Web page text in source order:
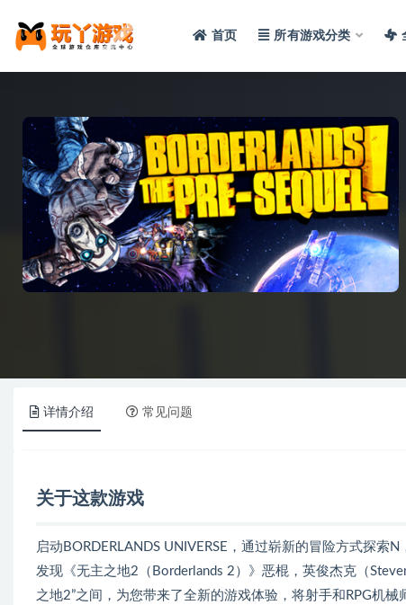
首页 所有游戏分类
详情介绍 常见问题
关于这款游戏
启动BORDERLANDS UNIVERSE，通过崭新的冒险方式探索
发现《无主之地2（Borderlands 2）》恶棍，英俊杰克（
之地2”之间，为您带来了全新的游戏体验，将射手和RPG机械